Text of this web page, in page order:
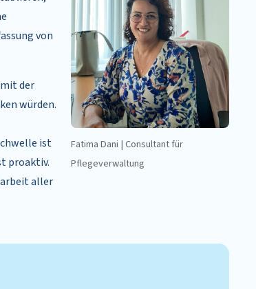
Fatima Dani | Consultant für
Pflegeverwaltung
von
der
würden.
ist
proaktiv.
aller